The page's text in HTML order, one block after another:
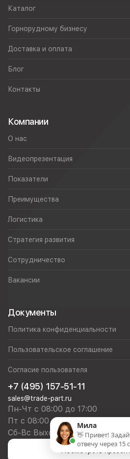
Каталог
Горнорудному бизнесу
Доставка и оплата
Блог
Контакты
Компании
О нас
Видеопрезентация
Показатели
Преимущества
Логистика
Стратегия развития
Сотрудничество
Вакансии
Документы
Политика конфиденциальности
Пользовательское соглашение
Согласие пользователя
+7 (495) 157-51-11
sales@trade-part.ru
Пн-Чт с 08:00 до 17:00
Пт с 08:00 до 16:00
Сб-Вс Выходной
Мила
👋 Привет!
отвечу через 15